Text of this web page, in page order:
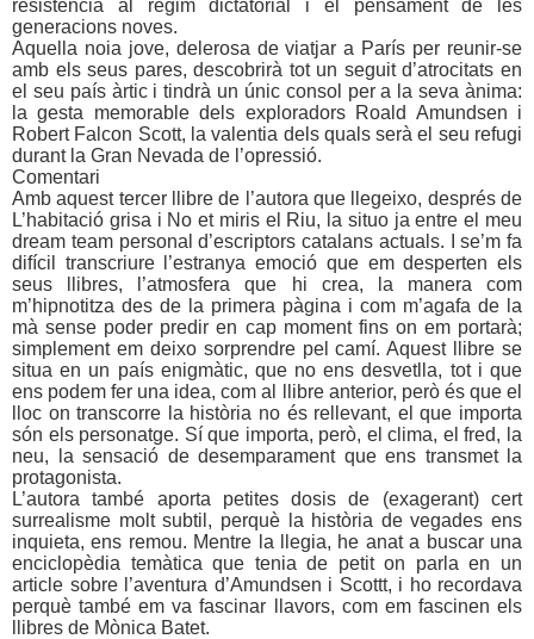
resistència al règim dictatorial i el pensament de les
generacions noves.
Aquella noia jove, delerosa de viatjar a París per reunir-se
amb els seus pares, descobrirà tot un seguit d’atrocitats en
el seu país àrtic i tindrà un únic consol per a la seva ànima:
la gesta memorable dels exploradors Roald Amundsen i
Robert Falcon Scott, la valentia dels quals serà el seu refugi
durant la Gran Nevada de l’opressió.
Comentari
Amb aquest tercer llibre de l’autora que llegeixo, després de
L’habitació grisa i No et miris el Riu, la situo ja entre el meu
dream team personal d’escriptors catalans actuals. I se’m fa
difícil transcriure l’estranya emoció que em desperten els
seus llibres, l’atmosfera que hi crea, la manera com
m’hipnotitza des de la primera pàgina i com m’agafa de la
mà sense poder predir en cap moment fins on em portarà;
simplement em deixo sorprendre pel camí. Aquest llibre se
situa en un país enigmàtic, que no ens desvetlla, tot i que
ens podem fer una idea, com al llibre anterior, però és que el
lloc on transcorre la història no és rellevant, el que importa
són els personatge. Sí que importa, però, el clima, el fred, la
neu, la sensació de desemparament que ens transmet la
protagonista.
L’autora també aporta petites dosis de (exagerant) cert
surrealisme molt subtil, perquè la història de vegades ens
inquieta, ens remou. Mentre la llegia, he anat a buscar una
enciclopèdia temàtica que tenia de petit on parla en un
article sobre l’aventura d’Amundsen i Scottt, i ho recordava
perquè també em va fascinar llavors, com em fascinen els
llibres de Mònica Batet.